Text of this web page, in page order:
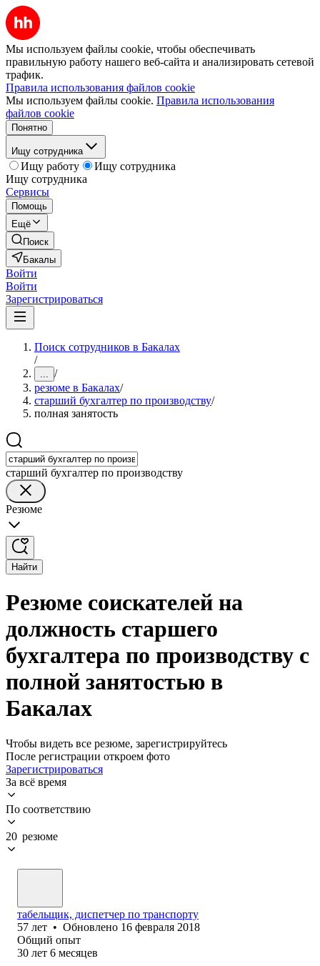
Мы используем файлы cookie, чтобы обеспечивать
правильную работу нашего веб-сайта и анализировать сетевой
трафик.
Правила использования файлов cookie
Мы используем файлы cookie. Правила использования
файлов cookie
Понятно
Ищу сотрудника
Ищу работу
Ищу сотрудника
Ищу сотрудника
Сервисы
Помощь
Ещё
Поиск
Бакалы
Войти
Войти
Зарегистрироваться
Поиск сотрудников в Бакалах
/
... /
резюме в Бакалах/
старший бухгалтер по производству/
полная занятость
старший бухгалтер по производству
Резюме
Найти
Резюме соискателей на
должность старшего
бухгалтера по производству с
полной занятостью в
Бакалах
Чтобы видеть все резюме, зарегистрируйтесь
После регистрации откроем фото
Зарегистрироваться
За всё время
По соответствию
20 резюме
табельщик, диспетчер по транспорту
57 лет • Обновлено 16 февраля 2018
Общий опыт
30 лет 6 месяцев